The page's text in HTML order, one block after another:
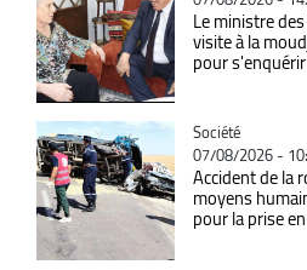
Le ministre
visite à la
pour
Catégorie
Société
07/08/2026 -
Accident de la
moyens
pour la prise